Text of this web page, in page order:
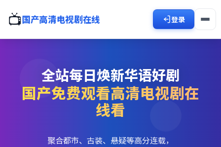
📺国产高清电视剧在线 登录
全站每日焕新华语好剧
国产免费观看高清电视剧在
线看
聚合都市、古装、悬疑等高分连载，